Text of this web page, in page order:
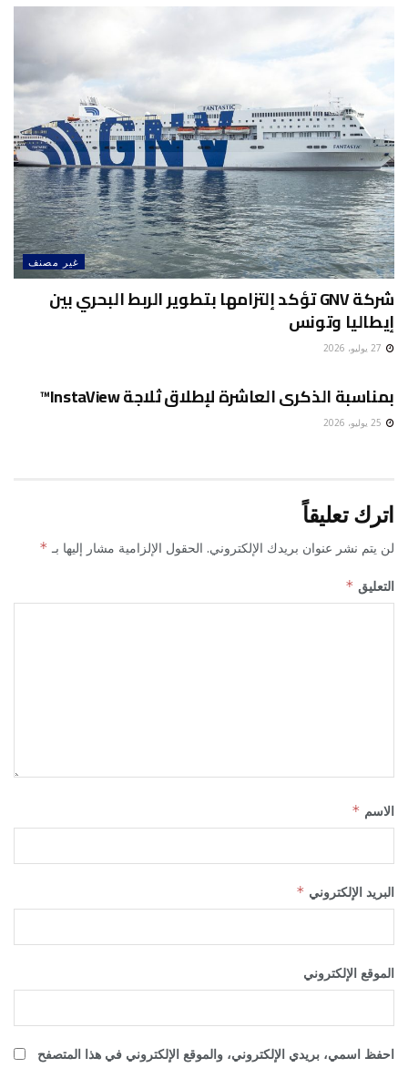
غير مصنف
شركة GNV تؤكد إلتزامها بتطوير الربط البحري بين
إيطاليا وتونس
27 يوليو، 2026
بمناسبة الذكرى العاشرة لإطلاق ثلاجة InstaView™
25 يوليو، 2026
اترك تعليقاً
لن يتم نشر عنوان بريدك الإلكتروني. الحقول الإلزامية مشار إليها بـ*
التعليق *
الاسم *
البريد الإلكتروني *
الموقع الإلكتروني
احفظ اسمي، بريدي الإلكتروني، والموقع الإلكتروني في هذا المتصفح